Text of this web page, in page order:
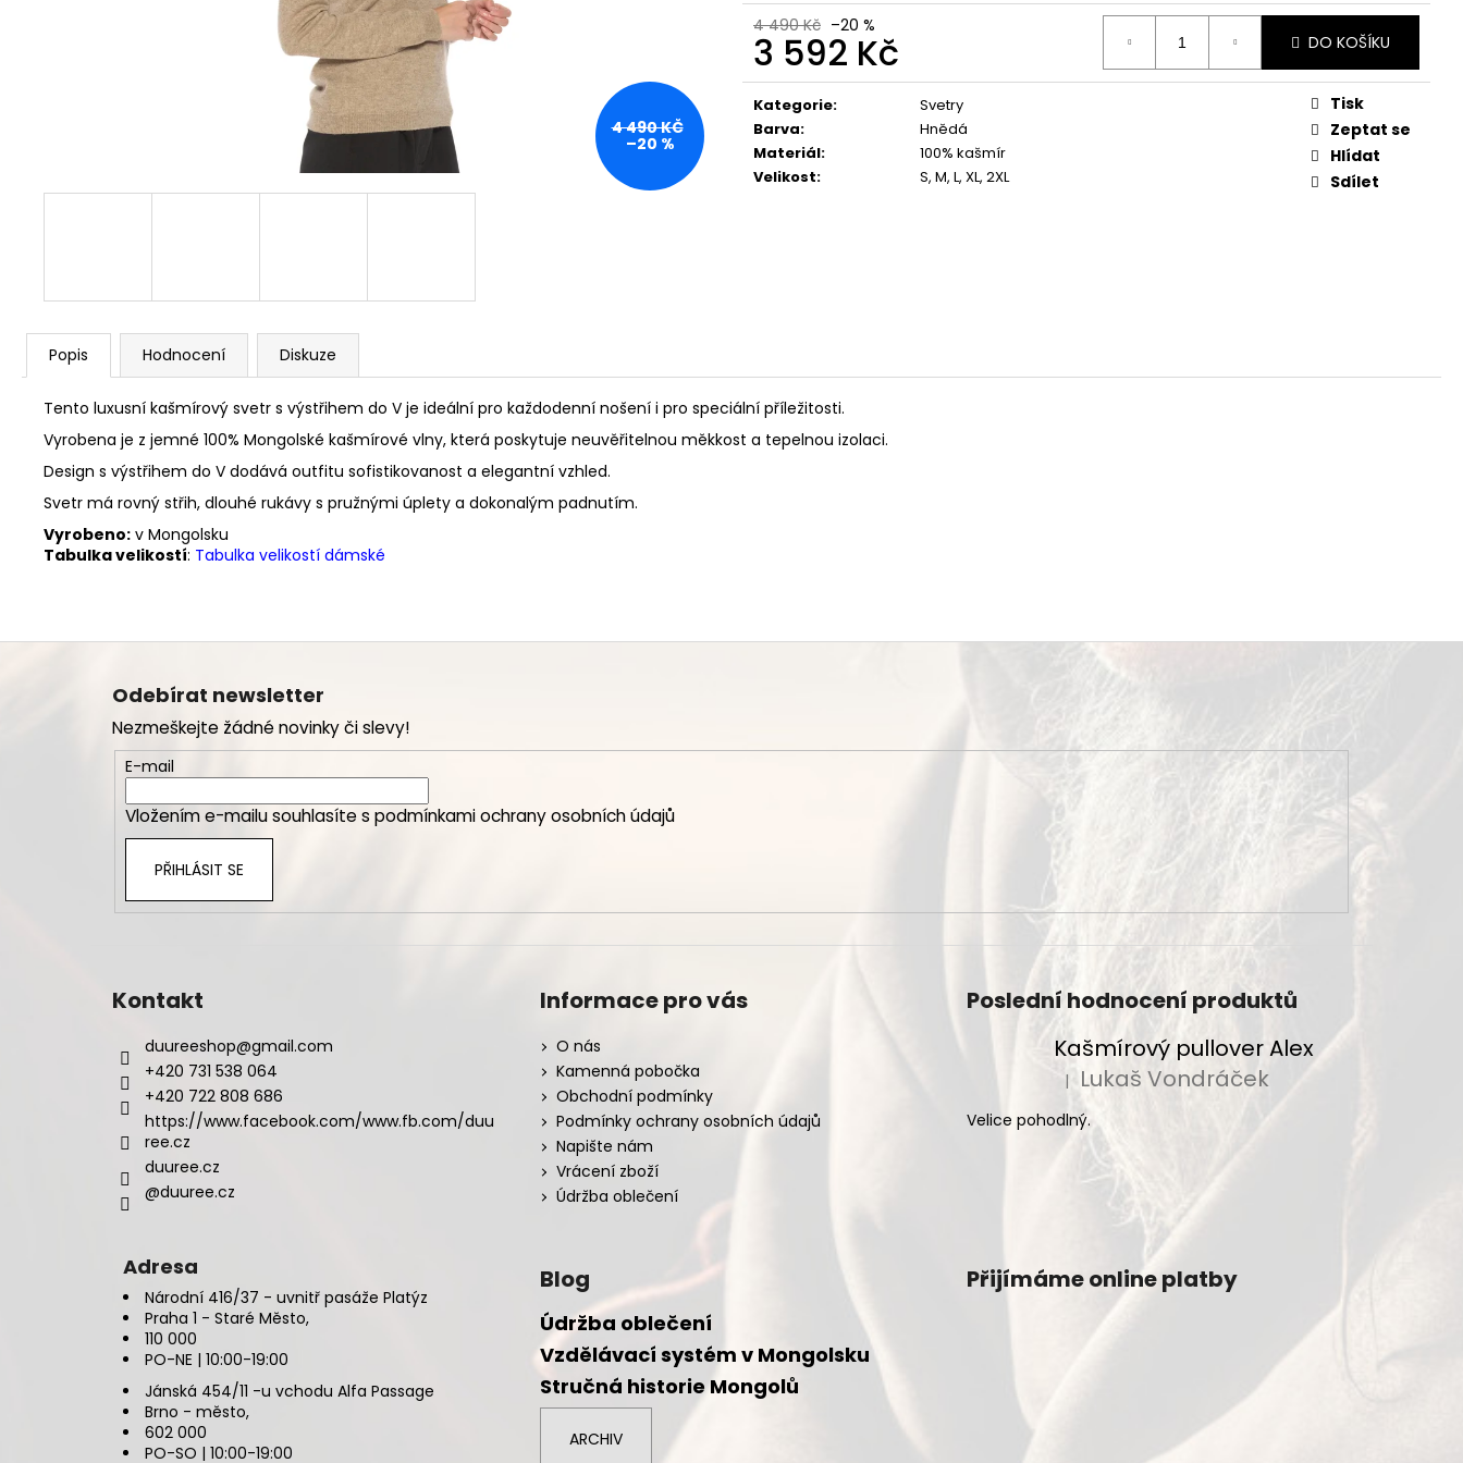
4 490 Kč –20 %
3 592 Kč
Měrná
cena:
DO KOŠÍKU
Kategorie:
Svetry
Barva:
Hnědá
Materiál:
100% kašmír
Velikost: S, M, L, XL, 2XL
Tisk
Zeptat se
Hlídat
Sdílet
4 490 KČ
–20 %
Popis Hodnocení Diskuze
Tento luxusní kašmírový svetr s výstřihem do V je ideální pro každodenní nošení i pro speciální příležitosti.
Vyrobena je z jemné 100% Mongolské kašmírové vlny, která poskytuje neuvěřitelnou měkkost a tepelnou izolaci.
Design s výstřihem do V dodává outfitu sofistikovanost a elegantní vzhled.
Svetr má rovný střih, dlouhé rukávy s pružnými úplety a dokonalým padnutím.
Vyrobeno: v Mongolsku
Tabulka velikostí: Tabulka velikostí dámské
Z
Odebírat newsletter
Nezmeškejte žádné novinky či slevy!
E-mail
Vložením e-mailu souhlasíte s podmínkami ochrany osobních údajů
PŘIHLÁSIT SE
Kontakt
duureeshop@gmail.com
+420 731 538 064
+420 722 808 686
https://www.facebook.com/www.fb.com/duu
ree.cz
duuree.cz
@duuree.cz
Informace pro vás
O nás
Kamenná pobočka
Obchodní podmínky
Podmínky ochrany osobních údajů
Napište nám
Vrácení zboží
Údržba oblečení
Poslední hodnocení produktů
Kašmírový pullover Alex
Hodnocení produktu je 5 z 5 hvězdiček.
| Lukaš Vondráček
Velice pohodlný.
Adresa
Národní 416/37 - uvnitř pasáže Platýz
Praha 1 - Staré Město,
110 000
PO-NE | 10:00-19:00
Jánská 454/11 -u vchodu Alfa Passage
Brno - město,
602 000
PO-SO | 10:00-19:00
Blog
Údržba oblečení
Vzdělávací systém v Mongolsku
Stručná historie Mongolů
ARCHIV
Přijímáme online platby